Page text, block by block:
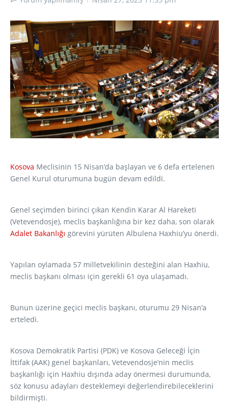
Kosova Meclisinin 15 Nisan’da başlayan ve 6 defa ertelenen
Genel Kurul oturumuna bugün devam edildi.
Genel seçimden birinci çıkan Kendin Karar Al Hareketi
(Vetevendosje), meclis başkanlığına bir kez daha, son olarak
Adalet Bakanlığı görevini yürüten Albulena Haxhiu’yu önerdi.
Yapılan oylamada 57 milletvekilinin desteğini alan Haxhiu,
meclis başkanı olması için gerekli 61 oya ulaşamadı.
Bunun üzerine geçici meclis başkanı, oturumu 29 Nisan’a
erteledi.
Kosova Demokratik Partisi (PDK) ve Kosova Geleceği İçin
İttifak (AAK) genel başkanları, Vetevendosje’nin meclis
başkanlığı için Haxhiu dışında aday önermesi durumunda,
söz konusu adayları desteklemeyi değerlendirebileceklerini
bildirmişti.